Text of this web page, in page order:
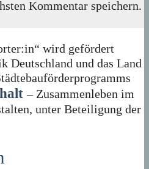
Kommentar speichern.
wird gefördert
Deutschland und das Land
– Zusammenleben im
unter Beteiligung der